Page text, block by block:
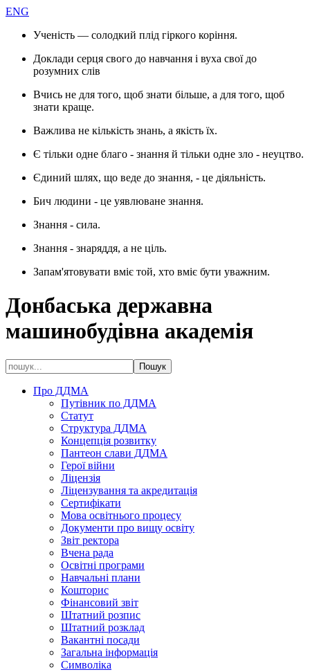
ENG
Ученість — солодкий плід гіркого коріння.
Доклади серця свого до навчання і вуха свої до
розумних слів
Вчись не для того, щоб знати більше, а для того, щоб
знати краще.
Важлива не кількість знань, а якість їх.
Є тільки одне благо - знання й тільки одне зло - неуцтво.
Єдиний шлях, що веде до знання, - це діяльність.
Бич людини - це уявлюване знання.
Знання - сила.
Знання - знаряддя, а не ціль.
Запам'ятовувати вміє той, хто вміє бути уважним.
Донбаська державна
машинобудівна академія
Про ДДМА
Путівник по ДДМА
Статут
Структура ДДМА
Концепція розвитку
Пантеон слави ДДМА
Герої війни
Ліцензія
Ліцензування та акредитація
Сертифікати
Мова освітнього процесу
Документи про вищу освіту
Звіт ректора
Вчена рада
Освітні програми
Навчальні плани
Кошторис
Фінансовий звіт
Штатний розпис
Штатний розклад
Вакантні посади
Загальна інформація
Символіка